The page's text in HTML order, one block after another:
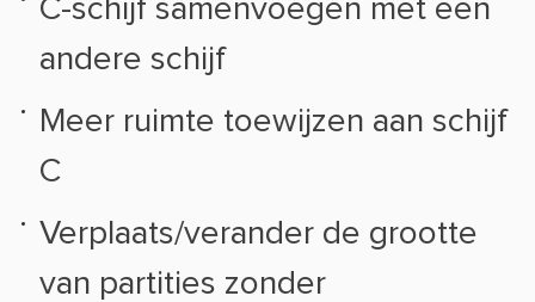
C-schijf samenvoegen met een
andere schijf
Meer ruimte toewijzen aan schijf
C
Verplaats/verander de grootte
van partities zonder